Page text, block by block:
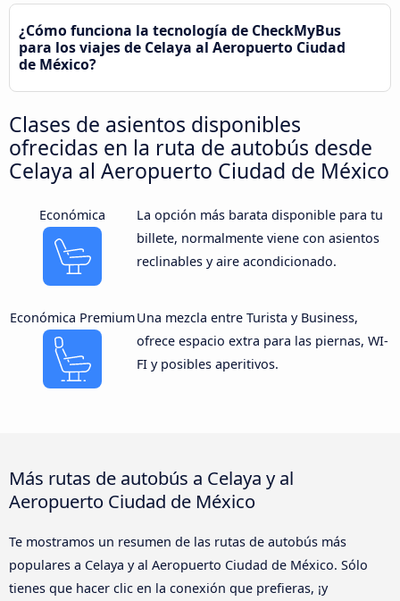
¿Cómo funciona la tecnología de CheckMyBus
para los viajes de Celaya al Aeropuerto Ciudad
de México?
Clases de asientos disponibles
ofrecidas en la ruta de autobús desde
Celaya al Aeropuerto Ciudad de México
Económica
La opción más barata disponible para tu
billete, normalmente viene con asientos
reclinables y aire acondicionado.
Económica PremiumUna mezcla entre Turista y Business,
ofrece espacio extra para las piernas, WI-
FI y posibles aperitivos.
Más rutas de autobús a Celaya y al
Aeropuerto Ciudad de México
Te mostramos un resumen de las rutas de autobús más
populares a Celaya y al Aeropuerto Ciudad de México. Sólo
tienes que hacer clic en la conexión que prefieras, ¡y